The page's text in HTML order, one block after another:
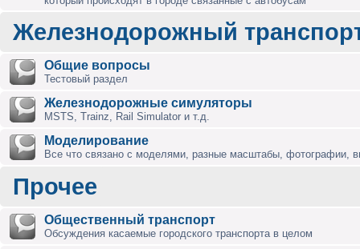
Железнодорожный
Общие вопросы
Тестовый раздел
Железнодорожные симуляторы
MSTS, Trainz, Rail Simulator и т.д.
Моделирование
Все что связано с моделями, разные масштабы, фотографии,
Прочее
Общественный транспорт
Обсуждения касаемые городского транспорта в целом